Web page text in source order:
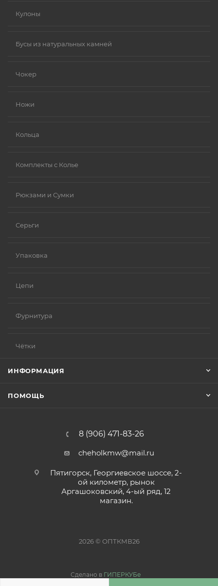
Кулоны
Бусы из натуральных камней
Чокер
Ножи
Кольца
Комплекты с Колье
Рюкзами и Сумки
Серьги
Упаковка
Цепи
Фурнитура
Чётки
ИНФОРМАЦИЯ
ПОМОЩЬ
8 (906) 471-83-26
cheholkmw@mail.ru
Пятигорск, Георгиевское шоссе, 2-
ой километр, рынок
Аргашоковский, 4-ый ряд, 12
магазин.
2026 © ОПТКМВ26
Сделано в ГИПЕРКУБе